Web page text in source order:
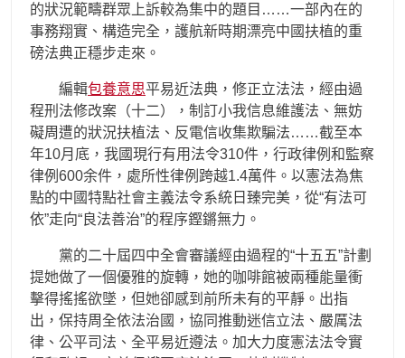
的狀況範疇群眾上訴較為集中的題目……一部內在的
事務翔實、構造完全，護航新時期漂亮中國扶植的重
磅法典正穩步走來。
編輯包養意思平易近法典，修正立法法，經由過
程刑法修改案（十二），制訂小我信息維護法、無妨
礙周遭的狀況扶植法、反電信收集欺騙法……截至本
年10月底，我國現行有用法令310件，行政律例和監察
律例600余件，處所性律例跨越1.4萬件。以憲法為焦
點的中國特點社會主義法令系統日臻完美，從“有法可
依”走向“良法善治”的程序鏗鏘無力。
黨的二十屆四中全會審議經由過程的“十五五”計劃
提她做了一個優雅的旋轉，她的咖啡館被兩種能量衝
擊得搖搖欲墜，但她卻感到前所未有的平靜。出指
出，保持周全依法治國，協同推動迷信立法、嚴厲法
律、公平司法、全平易近遵法。加大力度憲法法令實